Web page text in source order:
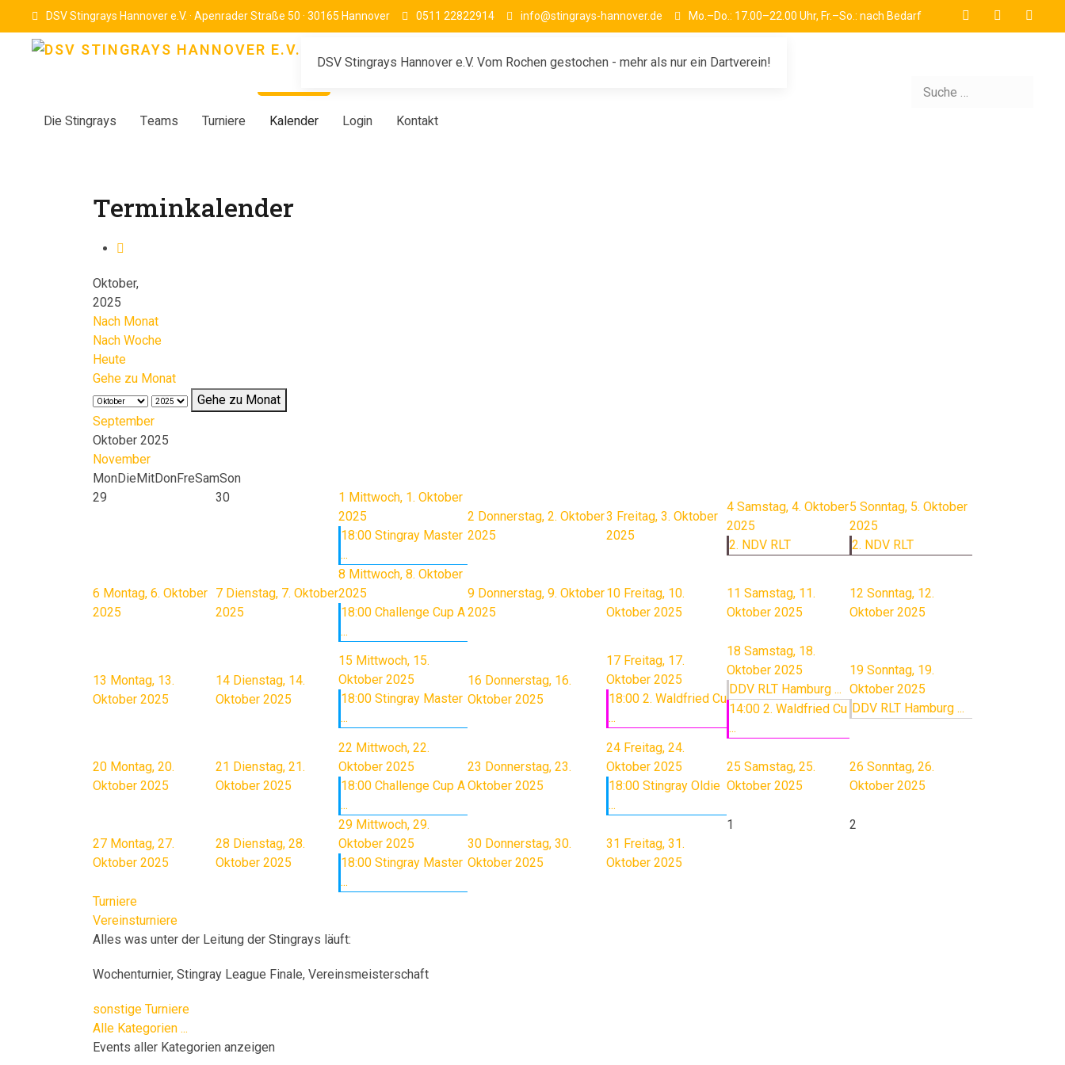
DSV Stingrays Hannover e.V. · Apenrader Straße 50 · 30165 Hannover 0511 22822914 info@stingrays-hannover.de Mo.–Do.: 17.00–22.00 Uhr, Fr.–So.: nach Bedarf
DSV Stingrays Hannover e.V. Vom Rochen gestochen - mehr als nur ein Dartverein!
Die Stingrays Teams Turniere Kalender Login Kontakt
Terminkalender
Oktober,
2025
Nach Monat
Nach Woche
Heute
Gehe zu Monat
Gehe zu Monat
September
Oktober 2025
November
MonDieMitDonFreSamSon
29
30 1 Mittwoch, 1. Oktober
2025
18:00 Stingray Master
...
2 Donnerstag, 2. Oktober
2025
3 Freitag, 3. Oktober
2025
4 Samstag, 4. Oktober
2025
2. NDV RLT
5 Sonntag, 5. Oktober
2025
2. NDV RLT
6 Montag, 6. Oktober
2025
7 Dienstag, 7. Oktober
2025
8 Mittwoch, 8. Oktober
2025
18:00 Challenge Cup A
...
9 Donnerstag, 9. Oktober
2025
10 Freitag, 10.
Oktober 2025
11 Samstag, 11.
Oktober 2025
12 Sonntag, 12.
Oktober 2025
13 Montag, 13.
Oktober 2025
14 Dienstag, 14.
Oktober 2025
15 Mittwoch, 15.
Oktober 2025
18:00 Stingray Master
...
16 Donnerstag, 16.
Oktober 2025
17 Freitag, 17.
Oktober 2025
18:00 2. Waldfried Cu
...
18 Samstag, 18.
Oktober 2025
DDV RLT Hamburg ...
14:00 2. Waldfried Cu
...
19 Sonntag, 19.
Oktober 2025
DDV RLT Hamburg ...
20 Montag, 20.
Oktober 2025
21 Dienstag, 21.
Oktober 2025
22 Mittwoch, 22.
Oktober 2025
18:00 Challenge Cup A
...
23 Donnerstag, 23.
Oktober 2025
24 Freitag, 24.
Oktober 2025
18:00 Stingray Oldie
...
25 Samstag, 25.
Oktober 2025
26 Sonntag, 26.
Oktober 2025
27 Montag, 27.
Oktober 2025
28 Dienstag, 28.
Oktober 2025
29 Mittwoch, 29.
Oktober 2025
18:00 Stingray Master
...
30 Donnerstag, 30.
Oktober 2025
31 Freitag, 31.
Oktober 2025
1 2
Turniere
Vereinsturniere
Alles was unter der Leitung der Stingrays läuft:
Wochenturnier, Stingray League Finale, Vereinsmeisterschaft
sonstige Turniere
Alle Kategorien ...
Events aller Kategorien anzeigen